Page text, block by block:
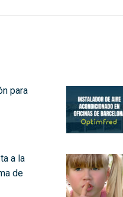
para
a la
de